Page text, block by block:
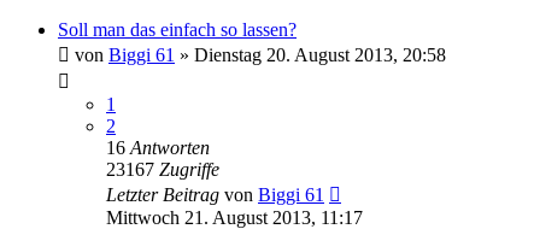
Soll man das einfach so lassen?
von Biggi 61 » Dienstag 20. August 2013, 20:58
1
2
16 Antworten
23167 Zugriffe
Letzter Beitrag von Biggi 61
Mittwoch 21. August 2013, 11:17